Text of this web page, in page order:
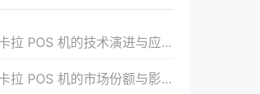
拉 POS 机的技术演进与应用拓展
拉 POS 机的市场份额与影响力